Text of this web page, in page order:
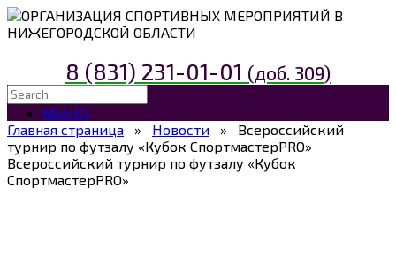
ОРГАНИЗАЦИЯ СПОРТИВНЫХ МЕРОПРИЯТИЙ В
НИЖЕГОРОДСКОЙ ОБЛАСТИ
8 (831) 231-01-01 (доб. 309)
МЕНЮ
Главная страница » Новости » Всероссийский
турнир по футзалу «Кубок СпортмастерPRO»
Всероссийский турнир по футзалу «Кубок
СпортмастерPRO»